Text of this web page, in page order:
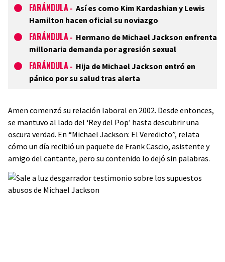
FARÁNDULA - Así es como Kim Kardashian y Lewis
Hamilton hacen oficial su noviazgo
FARÁNDULA - Hermano de Michael Jackson enfrenta
millonaria demanda por agresión sexual
FARÁNDULA - Hija de Michael Jackson entró en
pánico por su salud tras alerta
Amen comenzó su relación laboral en 2002. Desde entonces,
se mantuvo al lado del ‘Rey del Pop’ hasta descubrir una
oscura verdad. En “Michael Jackson: El Veredicto”, relata
cómo un día recibió un paquete de Frank Cascio, asistente y
amigo del cantante, pero su contenido lo dejó sin palabras.